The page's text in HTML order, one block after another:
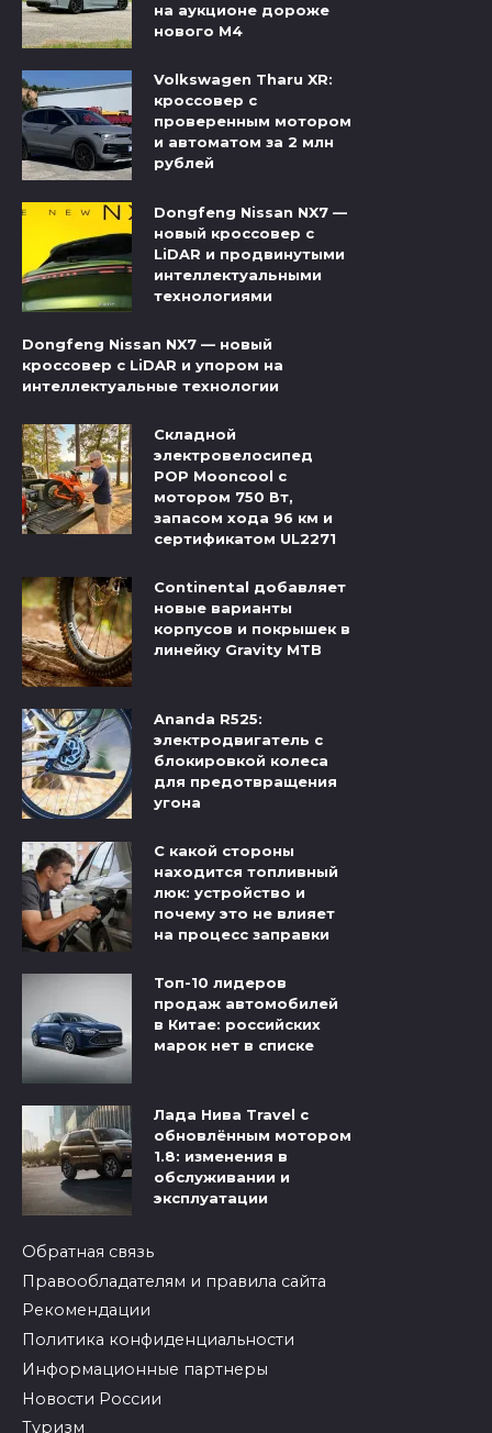
на аукционе дороже
нового M4
Volkswagen Tharu XR:
кроссовер с
проверенным мотором
и автоматом за 2 млн
рублей
Dongfeng Nissan NX7 —
новый кроссовер с
LiDAR и продвинутыми
интеллектуальными
технологиями
Dongfeng Nissan NX7 — новый
кроссовер с LiDAR и упором на
интеллектуальные технологии
Складной
электровелосипед
POP Mooncool с
мотором 750 Вт,
запасом хода 96 км и
сертификатом UL2271
Continental добавляет
новые варианты
корпусов и покрышек в
линейку Gravity MTB
Ananda R525:
электродвигатель с
блокировкой колеса
для предотвращения
угона
С какой стороны
находится топливный
люк: устройство и
почему это не влияет
на процесс заправки
Топ-10 лидеров
продаж автомобилей
в Китае: российских
марок нет в списке
Лада Нива Travel с
обновлённым мотором
1.8: изменения в
обслуживании и
эксплуатации
Обратная связь
Правообладателям и правила сайта
Рекомендации
Политика конфиденциальности
Информационные партнеры
Новости России
Туризм